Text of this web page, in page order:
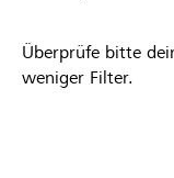
Überprüfe bitte
weniger Filter.